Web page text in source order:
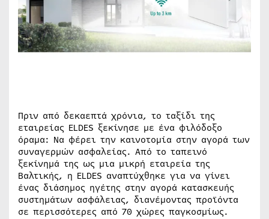
Πριν από δεκαεπτά χρόνια, το ταξίδι της
εταιρείας ELDES ξεκίνησε με ένα φιλόδοξο
όραμα: Να φέρει την καινοτομία στην αγορά των
συναγερμών ασφαλείας. Από το ταπεινό
ξεκίνημά της ως μια μικρή εταιρεία της
Βαλτικής, η ELDES αναπτύχθηκε για να γίνει
ένας διάσημος ηγέτης στην αγορά κατασκευής
συστημάτων ασφάλειας, διανέμοντας προϊόντα
σε περισσότερες από 70 χώρες παγκοσμίως.